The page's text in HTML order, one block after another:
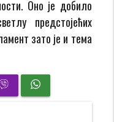
Оно је добило
предстојећих
зато је и тема